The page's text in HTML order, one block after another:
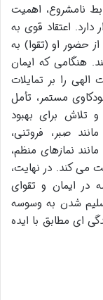
نامشروع، اهمیت
دارد. اعتقاد قوی به
حضور او (تقوا) به
هنگامی که ایمان
را بر تمایلات
مستمر، تأمل
تلاش برای بهبود
صبر، فروتنی،
نمازهای منظم،
می کند. در نهایت،
در ایمان و تقوای
شدن به وسوسه
ای مطابق با ایده